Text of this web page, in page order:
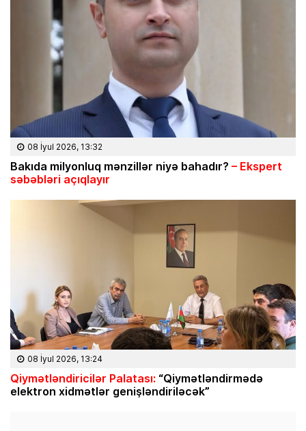
08 İyul 2026, 13:32
Bakıda milyonluq mənzillər niyə bahadır? – Ekspert
səbəbləri açıqlayır
08 İyul 2026, 13:24
Qiymətləndiricilər Palatası: “Qiymətləndirmədə
elektron xidmətlər genişləndiriləcək”